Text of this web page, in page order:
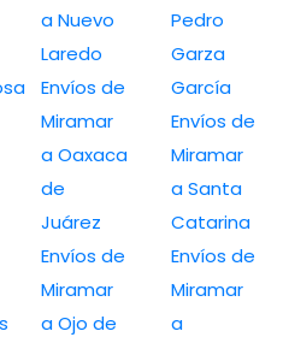
a Nuevo
Laredo
Envíos de
Miramar
a Oaxaca
de
Juárez
Envíos de
Miramar
a Ojo de
Pedro
Garza
García
Envíos de
Miramar
a Santa
Catarina
Envíos de
Miramar
a